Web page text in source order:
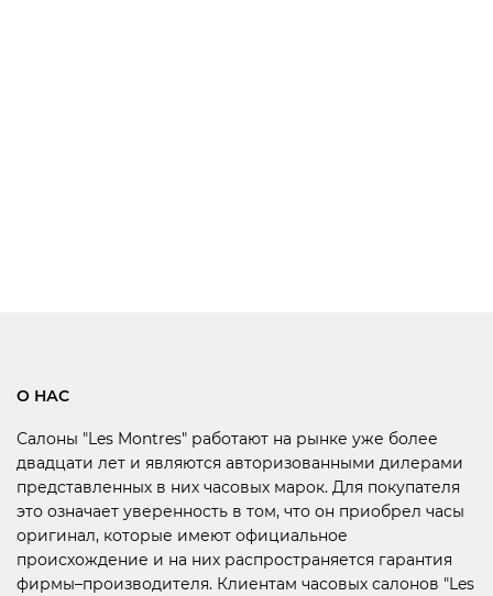
О НАС
Салоны "Les Montres" работают на рынке уже более
двадцати лет и являются авторизованными дилерами
представленных в них часовых марок. Для покупателя
это означает уверенность в том, что он приобрел часы
оригинал, которые имеют официальное
происхождение и на них распространяется гарантия
фирмы–производителя. Клиентам часовых салонов "Les